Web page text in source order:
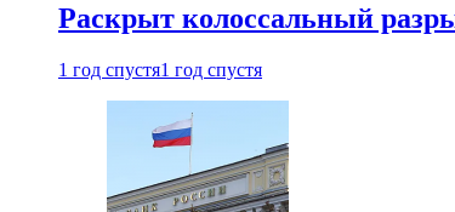
Раскрыт колоссальный
1 год спустя1 год спустя